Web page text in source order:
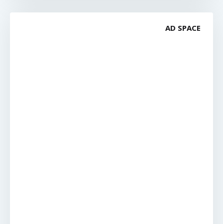
AD SPACE